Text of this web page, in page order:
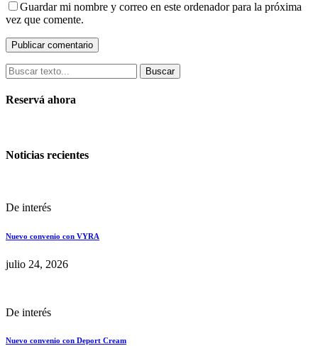
Guardar mi nombre y correo en este ordenador para la próxima
vez que comente.
Buscar
Reservá ahora
Noticias recientes
De interés
Nuevo convenio con VYRA
julio 24, 2026
De interés
Nuevo convenio con Deport Cream